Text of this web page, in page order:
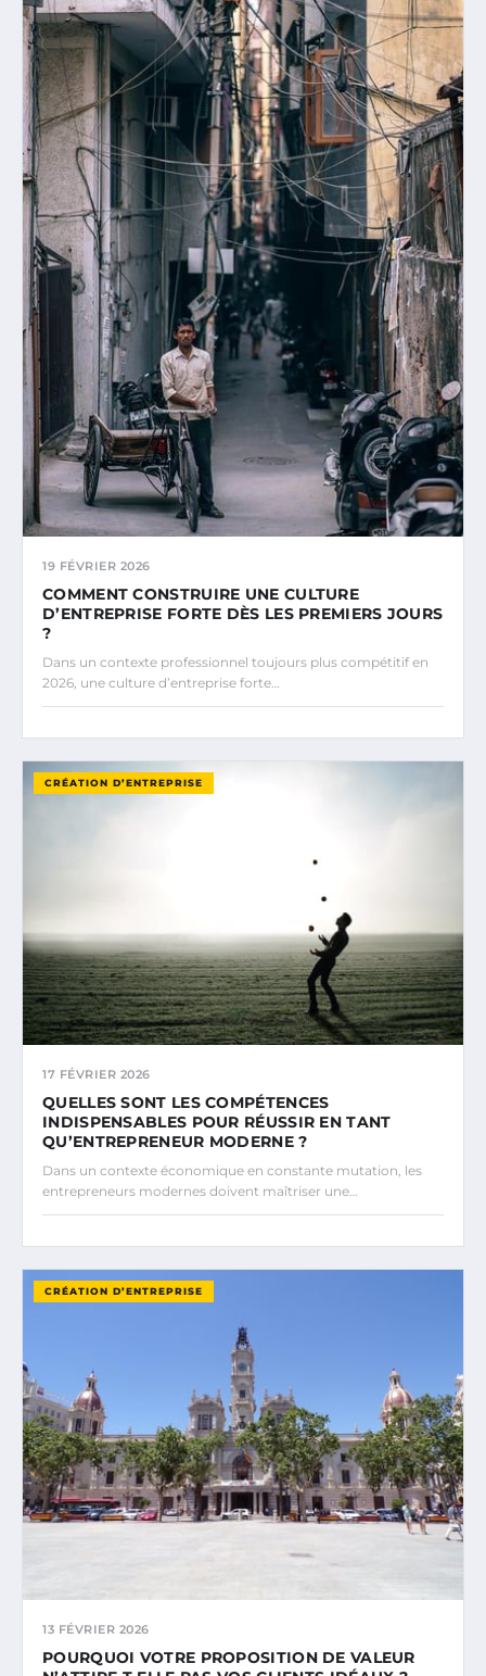
19 FÉVRIER 2026
COMMENT CONSTRUIRE UNE CULTURE
D’ENTREPRISE FORTE DÈS LES PREMIERS JOURS
?
Dans un contexte professionnel toujours plus compétitif en
2026, une culture d’entreprise forte…
CRÉATION D’ENTREPRISE
17 FÉVRIER 2026
QUELLES SONT LES COMPÉTENCES
INDISPENSABLES POUR RÉUSSIR EN TANT
QU’ENTREPRENEUR MODERNE ?
Dans un contexte économique en constante mutation, les
entrepreneurs modernes doivent maîtriser une…
CRÉATION D’ENTREPRISE
13 FÉVRIER 2026
POURQUOI VOTRE PROPOSITION DE VALEUR